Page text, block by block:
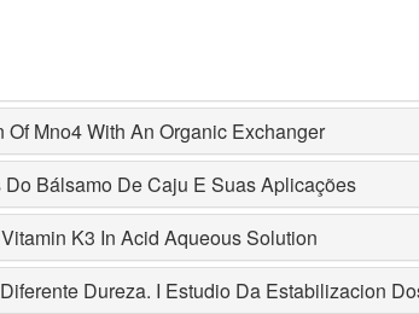
Mno4 With An Organic Exchanger
Bálsamo De Caju E Suas Aplicações
K3 In Acid Aqueous Solution
Dureza. I Estudio Da Estabilizacion